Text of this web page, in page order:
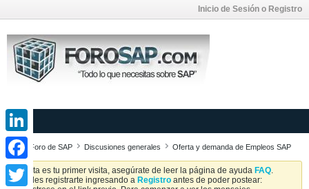
Inicio de Sesión o Registro
Foro de SAP Discusiones generales Oferta y demanda de Empleos SAP
Si esta es tu primer visita, asegúrate de leer la página de ayuda FAQ.
Puedes registrarte ingresando a Registro antes de poder postear:
LinkedIn
Facebook